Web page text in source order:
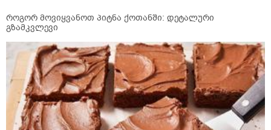
როგორ მოვიყვანოთ პიტნა ქოთანში: დეტალური
გზამკვლევი